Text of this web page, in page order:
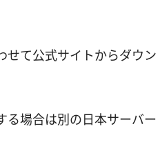
て公式サイトからダウン
る場合は別の日本サーバー